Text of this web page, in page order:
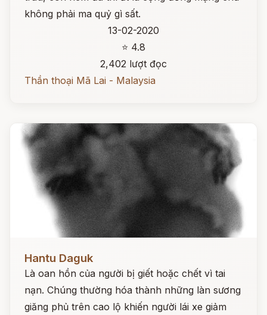
không phải ma quỷ gì sất.
13-02-2020
⭐ 4.8
2,402 lượt đọc
Thần thoại Mã Lai - Malaysia
Hantu Daguk
Là oan hồn của người bị giết hoặc chết vì tai
nạn. Chúng thường hóa thành những làn sương
giăng phủ trên cao lộ khiến người lái xe giảm